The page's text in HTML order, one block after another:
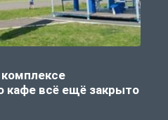
кафе всё ещё закрыто